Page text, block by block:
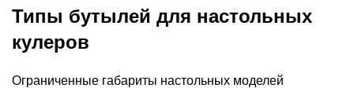
Типы бутылей для настольных
кулеров
Ограниченные габариты настольных моделей